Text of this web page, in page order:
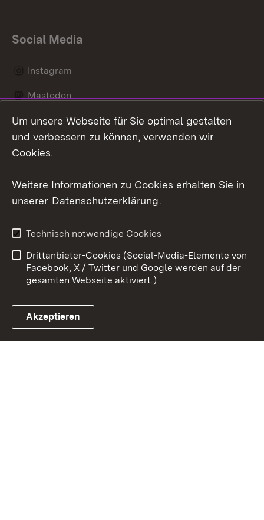
Social Media
Instagram
Mastodon
Messenger
Link zum Landesportal
Kontakt
Impressum
Cookies
Um unsere Webseite für Sie optimal gestalten
und verbessern zu können, verwenden wir
Cookies.
Weitere Informationen zu Cookies erhalten Sie in
unserer Datenschutzerklärung.
Technisch notwendige Cookies
Drittanbieter-Cookies (Social-Media-Elemente von
Facebook, X / Twitter und Google werden auf der
gesamten Webseite aktiviert.)
Akzeptieren